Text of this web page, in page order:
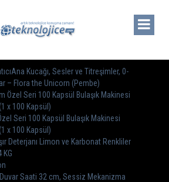
Kucağı, Sesler ve Titreşimler, 0-
– Flora the Unicorn (Pembe)
Özel Seri 100 Kapsül Bulaşık Makinesi
x 100 Kapsül)
Seri 100 Kapsül Bulaşık Makinesi
x 100 Kapsül)
Deterjanı Limon ve Karbonat Renkliler
KG
Saati 32 cm, Sessiz Mekanizma